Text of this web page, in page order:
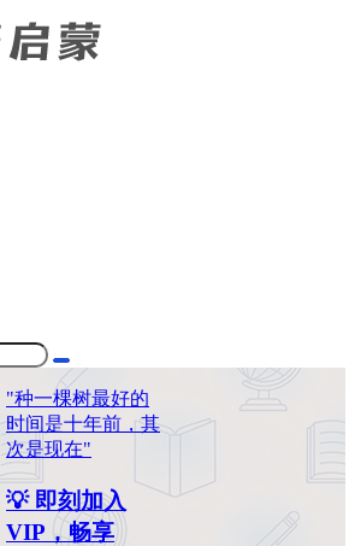
"种一棵树最好的
时间是十年前，其
次是现在"
💡 即刻加入
VIP，畅享